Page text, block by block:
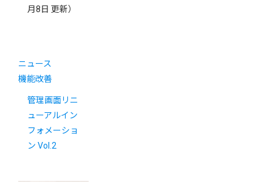
月8日 更新）
ニュース
機能改善
管理画面リニ
ューアルイン
フォメーショ
ン Vol.2